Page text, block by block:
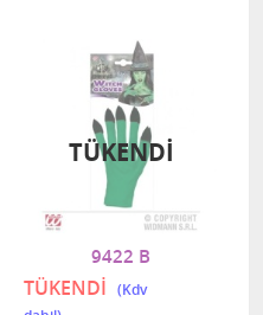
9422 B
TÜKENDİ
TÜKENDI